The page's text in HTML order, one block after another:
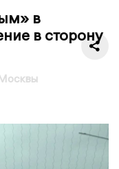
в
в сторону